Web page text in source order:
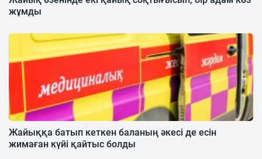
жұмды
Жайыққа батып кеткен баланың әкесі де есін
жимаған күйі қайтыс болды